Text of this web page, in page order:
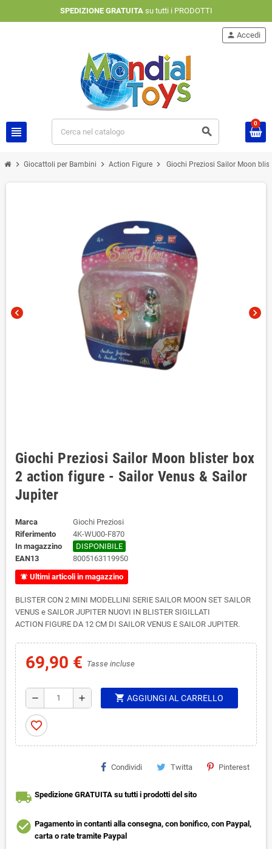
SPEDIZIONE GRATUITAsu tutti i PRODOTTI
view_headline search
person Accedi
0
chevron_right Giocattoli per Bambini chevron_right Action Figure chevron_right Giochi Preziosi Sailor Moon
chevron_left chevron_right
Giochi Preziosi Sailor Moon blister box
2 action figure - Sailor Venus & Sailor
Jupiter
Marca
Giochi Preziosi
Riferimento
4K-WU00-F870
In magazzino
DISPONIBILE
EAN13
8005163119950
notifications_active Ultimi articoli in magazzino
BLISTER CON 2 MINI MODELLINI SERIE SAILOR MOON SET SAILOR
VENUS e SAILOR JUPITER NUOVI IN BLISTER SIGILLATI
ACTION FIGURE DA 12 CM DI SAILOR VENUS E SAILOR JUPITER.
69,90 € Tasse incluse
remove add shopping_cart AGGIUNGI AL CARRELLO
favorite_border
Condividi Twitta Pinterest
local_shipping Spedizione GRATUITA su tutti i prodotti del sito
check_circle Pagamento in contanti alla consegna, con bonifico, con Paypal,
carta o rate tramite Paypal